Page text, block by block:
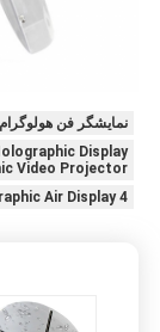
نمایشگر فن
Display
Video Projector
4 Blade Holographic Air Display